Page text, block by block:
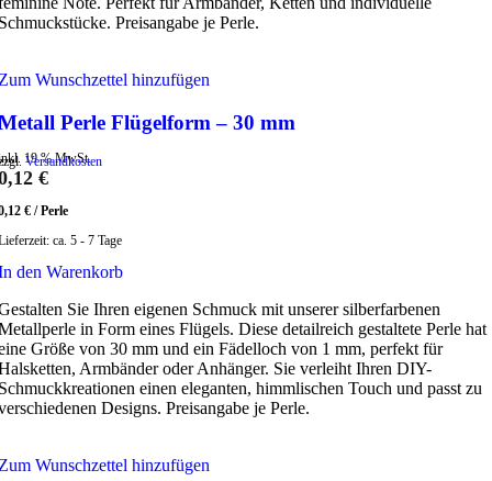
Preisangabe je Perle.
Wunschzettel hinzufügen
Perle Flügelform – 30 mm
19 % MwSt.
Versandkosten
€
€ /Perle
ca. 5 - 7 Tage
den Warenkorb
Sie Ihren eigenen Schmuck mit unserer silberfarbenen
in Form eines Flügels. Diese detailreich gestaltete Perle hat
Größe von 30 mm und ein Fädelloch von 1 mm, perfekt für
Armbänder oder Anhänger. Sie verleiht Ihren DIY-
einen eleganten, himmlischen Touch und passt zu
Designs. Preisangabe je Perle.
Wunschzettel hinzufügen